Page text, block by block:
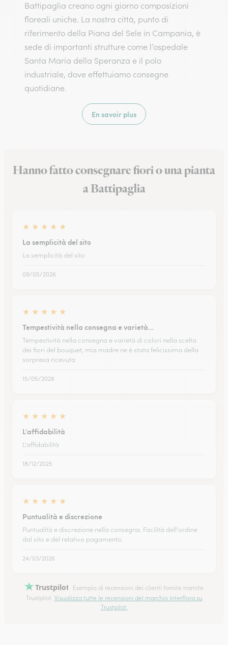
Battipaglia creano ogni giorno composizioni
floreali uniche. La nostra città, punto di
riferimento della Piana del Sele in Campania, è
sede di importanti strutture come l’ospedale
Santa Maria della Speranza e il polo
industriale, dove effettuiamo consegne
quotidiane.
En savoir plus
Hanno fatto consegnare fiori o una pianta
a Battipaglia
★ ★ ★ ★ ★
La semplicità del sito
La semplicità del sito
09/05/2026
★ ★ ★ ★ ★
Tempestività nella consegna e varietà…
Tempestività nella consegna e varietà di colori nella scelta
dei fiori del bouquet, mia madre ne è stata felicissima della
sorpresa ricevuta
15/05/2026
★ ★ ★ ★ ★
L'affidabilità
L'affidabilità
18/12/2025
★ ★ ★ ★ ★
Puntualità e discrezione
Puntualità e discrezione nella consegna. Facilità dell'ordine
dal sito e del relativo pagamento.
24/03/2026
Trustpilot
Esempio di recensioni dei clienti fornite tramite
Trustpilot. Visualizza tutte le recensioni del marchio Interflora su
Trustpilot.